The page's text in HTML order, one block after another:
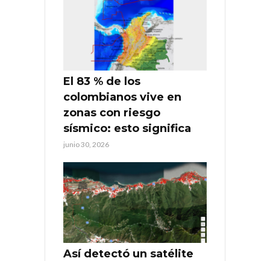
El 83 % de los
colombianos vive en
zonas con riesgo
sísmico: esto significa
junio 30, 2026
Así detectó un satélite